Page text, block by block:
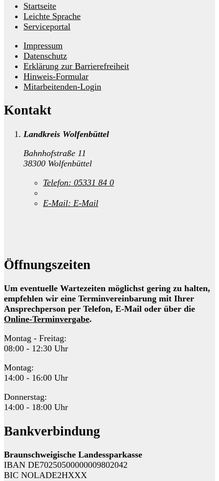
Startseite
Leichte Sprache
Serviceportal
Impressum
Datenschutz
Erklärung zur Barrierefreiheit
Hinweis-Formular
Mitarbeitenden-Login
Kontakt
Landkreis Wolfenbüttel
Bahnhofstraße 11
38300 Wolfenbüttel
Telefon: 05331 84 0
E-Mail: E-Mail
Öffnungszeiten
Um eventuelle Wartezeiten möglichst gering zu halten,
empfehlen wir eine Terminvereinbarung mit Ihrer
Ansprechperson per Telefon, E-Mail oder über die
Online-Terminvergabe.
Montag - Freitag:
08:00 - 12:30 Uhr
Montag:
14:00 - 16:00 Uhr
Donnerstag:
14:00 - 18:00 Uhr
Bankverbindung
Braunschweigische Landessparkasse
IBAN DE70250500000009802042
BIC NOLADE2HXXX